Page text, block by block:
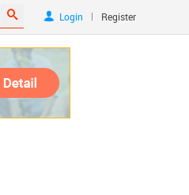
Login | Register